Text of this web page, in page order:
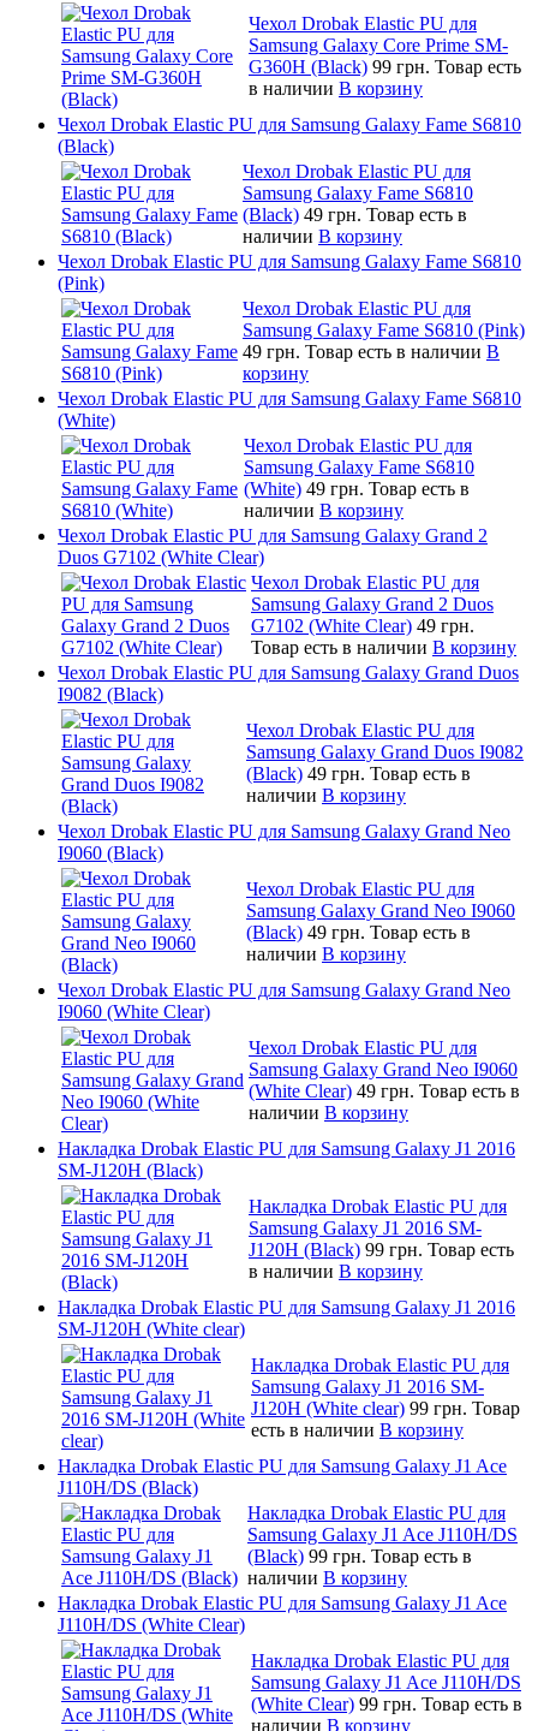
Чехол Drobak Elastic PU для
Samsung Galaxy Core Prime SM-
G360H (Black) 99 грн. Товар есть
в наличии В корзину
Чехол Drobak Elastic PU для Samsung Galaxy Fame S6810
(Black)
Чехол Drobak Elastic PU для
Samsung Galaxy Fame S6810
(Black) 49 грн. Товар есть в
наличии В корзину
Чехол Drobak Elastic PU для Samsung Galaxy Fame S6810
(Pink)
Чехол Drobak Elastic PU для
Samsung Galaxy Fame S6810 (Pink)
49 грн. Товар есть в наличии В
корзину
Чехол Drobak Elastic PU для Samsung Galaxy Fame S6810
(White)
Чехол Drobak Elastic PU для
Samsung Galaxy Fame S6810
(White) 49 грн. Товар есть в
наличии В корзину
Чехол Drobak Elastic PU для Samsung Galaxy Grand 2
Duos G7102 (White Clear)
Чехол Drobak Elastic PU для
Samsung Galaxy Grand 2 Duos
G7102 (White Clear) 49 грн.
Товар есть в наличии В корзину
Чехол Drobak Elastic PU для Samsung Galaxy Grand Duos
I9082 (Black)
Чехол Drobak Elastic PU для
Samsung Galaxy Grand Duos I9082
(Black) 49 грн. Товар есть в
наличии В корзину
Чехол Drobak Elastic PU для Samsung Galaxy Grand Neo
I9060 (Black)
Чехол Drobak Elastic PU для
Samsung Galaxy Grand Neo I9060
(Black) 49 грн. Товар есть в
наличии В корзину
Чехол Drobak Elastic PU для Samsung Galaxy Grand Neo
I9060 (White Clear)
Чехол Drobak Elastic PU для
Samsung Galaxy Grand Neo I9060
(White Clear) 49 грн. Товар есть в
наличии В корзину
Накладка Drobak Elastic PU для Samsung Galaxy J1 2016
SM-J120H (Black)
Накладка Drobak Elastic PU для
Samsung Galaxy J1 2016 SM-
J120H (Black) 99 грн. Товар есть
в наличии В корзину
Накладка Drobak Elastic PU для Samsung Galaxy J1 2016
SM-J120H (White clear)
Накладка Drobak Elastic PU для
Samsung Galaxy J1 2016 SM-
J120H (White clear) 99 грн. Товар
есть в наличии В корзину
Накладка Drobak Elastic PU для Samsung Galaxy J1 Ace
J110H/DS (Black)
Накладка Drobak Elastic PU для
Samsung Galaxy J1 Ace J110H/DS
(Black) 99 грн. Товар есть в
наличии В корзину
Накладка Drobak Elastic PU для Samsung Galaxy J1 Ace
J110H/DS (White Clear)
Накладка Drobak Elastic PU для
Samsung Galaxy J1 Ace J110H/DS
(White Clear) 99 грн. Товар есть в
наличии В корзину